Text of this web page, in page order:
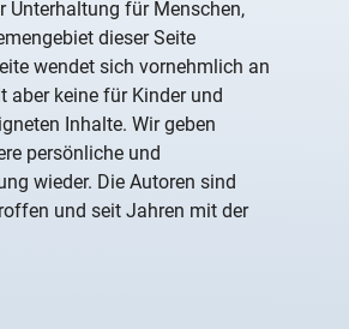
Unterhaltung für Menschen,
dieser Seite
wendet sich vornehmlich an
aber keine für Kinder und
Inhalte. Wir geben
persönliche und
wieder. Die Autoren sind
und seit Jahren mit der